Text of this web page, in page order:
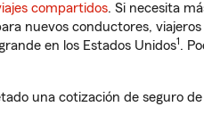
compartidos. Si necesita
nuevos conductores,
en los Estados Unidos1.
una cotización de seguro de